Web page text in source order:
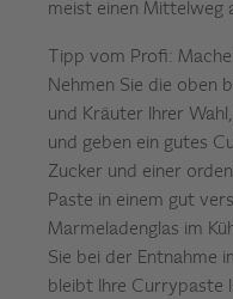
meist einen Mittelweg
Tipp vom Profi:
Nehmen Sie die oben
und Kräuter Ihrer
und geben ein gutes
Zucker und einer
Paste in einem gut
Marmeladenglas im
Sie bei der Entnahme
bleibt Ihre Currypaste